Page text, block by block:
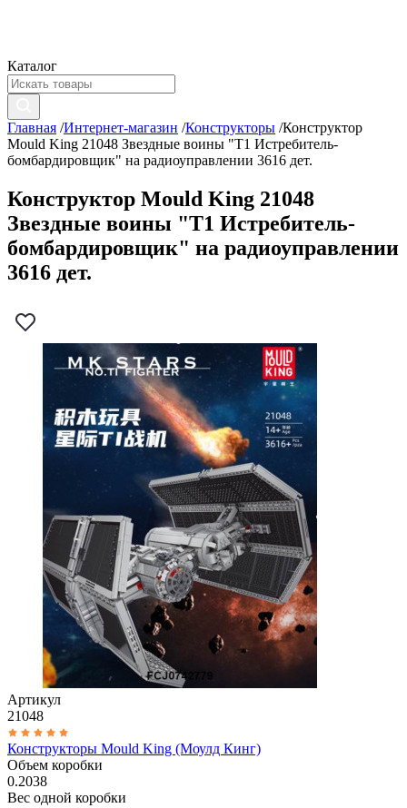
Каталог
Главная /Интернет-магазин /Конструкторы /Конструктор
Mould King 21048 Звездные воины "Т1 Истребитель-
бомбардировщик" на радиоуправлении 3616 дет.
Конструктор Mould King 21048
Звездные воины "Т1 Истребитель-
бомбардировщик" на радиоуправлении
3616 дет.
Артикул
21048
Конструкторы Mould King (Моулд Кинг)
Объем коробки
0.2038
Вес одной коробки